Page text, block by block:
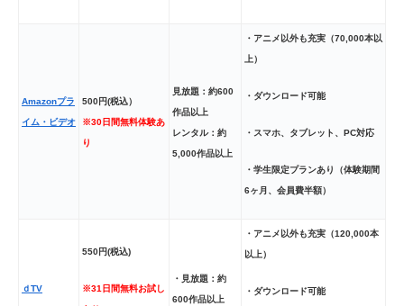
Amazonプラ
イム・ビデオ
500円(税込）
※30日間無料体験あ
り
見放題：約600
作品以上
レンタル：約
5,000作品以上
・アニメ以外も充実（70,000本以
上）
・ダウンロード可能
・スマホ、タブレット、PC対応
・学生限定プランあり（体験期間
6ヶ月、会員費半額）
ｄTV
550円(税込)
※31日間無料お試し
・見放題：約
600作品以上
・アニメ以外も充実（120,000本
以上）
・ダウンロード可能